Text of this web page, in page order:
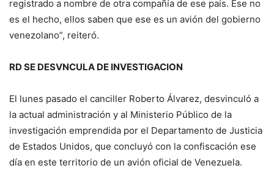
registrado a nombre de otra compañía de ese país. Ese no
es el hecho, ellos saben que ese es un avión del gobierno
venezolano”, reiteró.
RD SE DESVNCULA DE INVESTIGACION
El lunes pasado el canciller Roberto Álvarez, desvinculó a
la actual administración y al Ministerio Público de la
investigación emprendida por el Departamento de Justicia
de Estados Unidos, que concluyó con la confiscación ese
día en este territorio de un avión oficial de Venezuela.